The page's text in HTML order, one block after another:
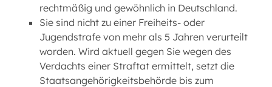
rechtmäßig und gewöhnlich in Deutschland.
Sie sind nicht zu einer Freiheits- oder
Jugendstrafe von mehr als 5 Jahren verurteilt
worden. Wird aktuell gegen Sie wegen des
Verdachts einer Straftat ermittelt, setzt die
Staatsangehörigkeitsbehörde bis zum